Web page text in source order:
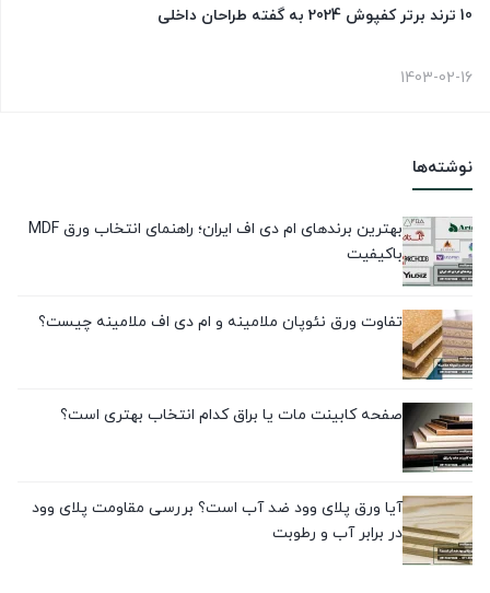
نوشته‌ها
بهترین برندهای ام دی اف ایران؛ راهنمای انتخاب ورق MDF
باکیفیت
تفاوت ورق نئوپان ملامینه و ام دی اف ملامینه چیست؟
صفحه کابینت مات یا براق کدام انتخاب بهتری است؟
آیا ورق پلای وود ضد آب است؟ بررسی مقاومت پلای وود
در برابر آب و رطوبت
10 ترند برتر کفپوش 2024 به گفته طراحان داخلی
1403-02-16